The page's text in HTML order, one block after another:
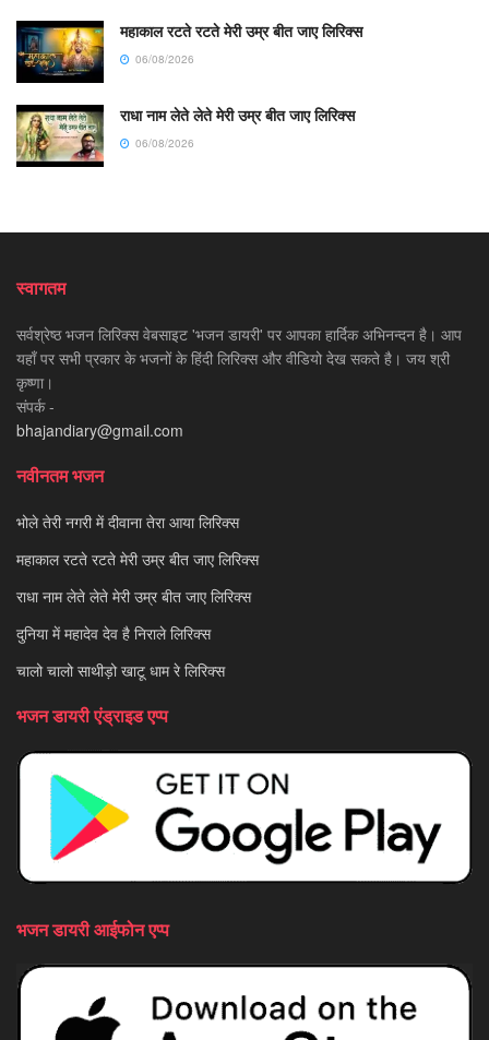
महाकाल रटते रटते मेरी उम्र बीत जाए लिरिक्स
06/08/2026
राधा नाम लेते लेते मेरी उम्र बीत जाए लिरिक्स
06/08/2026
स्वागतम
सर्वश्रेष्ठ भजन लिरिक्स वेबसाइट 'भजन डायरी' पर आपका हार्दिक अभिनन्दन है। आप
यहाँ पर सभी प्रकार के भजनों के हिंदी लिरिक्स और वीडियो देख सकते है। जय श्री
कृष्णा।
संपर्क -
bhajandiary@gmail.com
नवीनतम भजन
भोले तेरी नगरी में दीवाना तेरा आया लिरिक्स
महाकाल रटते रटते मेरी उम्र बीत जाए लिरिक्स
राधा नाम लेते लेते मेरी उम्र बीत जाए लिरिक्स
दुनिया में महादेव देव है निराले लिरिक्स
चालो चालो साथीड़ो खाटू धाम रे लिरिक्स
भजन डायरी एंड्राइड एप्प
भजन डायरी आईफोन एप्प